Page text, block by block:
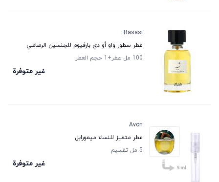
Rasasi
عطر سطور واو أو دي بارفيوم للجنسين الرصاصي
100 مل عطر
+1 حجم العطر
غير متوفرة
Avon
عطر متميز للنساء ميمورابل
5 مل تقسيم
غير متوفرة